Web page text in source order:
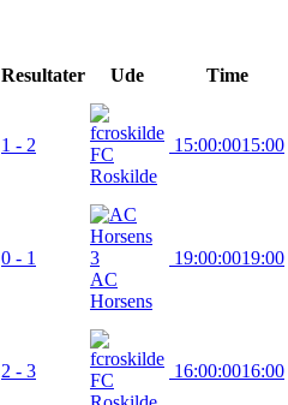
Resultater Ude Time
1 - 2
FC
Roskilde
15:00:0015:00
0 - 1
AC
Horsens
19:00:0019:00
2 - 3
FC
16:00:0016:00